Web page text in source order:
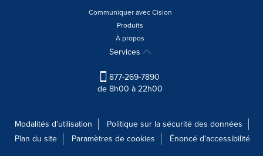
Communiquer avec Cision
Produits
À propos
Services
877-269-7890
de 8h00 à 22h00
Modalités d'utilisation
Politique sur la sécurité des données
Plan du site
Paramètres de cookies
Énoncé d'accessibilité